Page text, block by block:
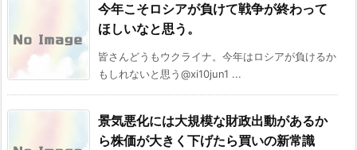
今年こそロシアが負けて戦争が終わって
ほしいなと思う。
皆さんどうもウクライナ。今年はロシアが負けるか
もしれないと思う@xi10jun1 ...
景気悪化には大規模な財政出動があるか
ら株価が大きく下げたら買いの新常識